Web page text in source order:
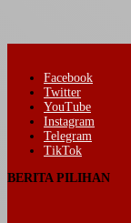
Facebook
Twitter
YouTube
Instagram
Telegram
TikTok
BERITA PILIHAN